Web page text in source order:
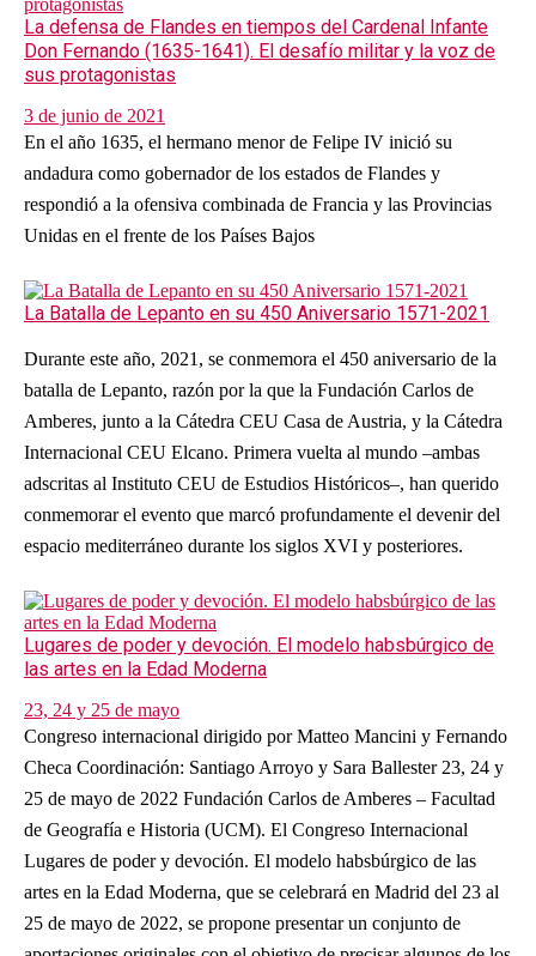
La defensa de Flandes en tiempos del Cardenal Infante
Don Fernando (1635-1641). El desafío militar y la voz de
sus protagonistas
3 de junio de 2021
En el año 1635, el hermano menor de Felipe IV inició su
andadura como gobernador de los estados de Flandes y
respondió a la ofensiva combinada de Francia y las Provincias
Unidas en el frente de los Países Bajos
La Batalla de Lepanto en su 450 Aniversario 1571-2021
Durante este año, 2021, se conmemora el 450 aniversario de la
batalla de Lepanto, razón por la que la Fundación Carlos de
Amberes, junto a la Cátedra CEU Casa de Austria, y la Cátedra
Internacional CEU Elcano. Primera vuelta al mundo ‒ambas
adscritas al Instituto CEU de Estudios Históricos‒, han querido
conmemorar el evento que marcó profundamente el devenir del
espacio mediterráneo durante los siglos XVI y posteriores.
Lugares de poder y devoción. El modelo habsbúrgico de
las artes en la Edad Moderna
23, 24 y 25 de mayo
Congreso internacional dirigido por Matteo Mancini y Fernando
Checa Coordinación: Santiago Arroyo y Sara Ballester 23, 24 y
25 de mayo de 2022 Fundación Carlos de Amberes – Facultad
de Geografía e Historia (UCM). El Congreso Internacional
Lugares de poder y devoción. El modelo habsbúrgico de las
artes en la Edad Moderna, que se celebrará en Madrid del 23 al
25 de mayo de 2022, se propone presentar un conjunto de